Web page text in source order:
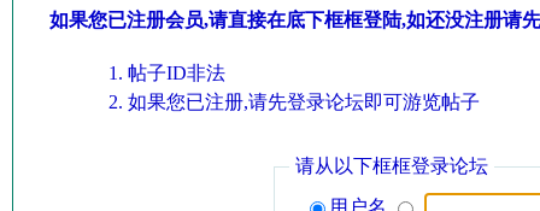
如果您已注册会员,请直接在底下框框登陆,如还没注册请
帖子ID非法
如果您已注册,请先登录论坛即可游览帖子
请从以下框框登录论坛
用户名